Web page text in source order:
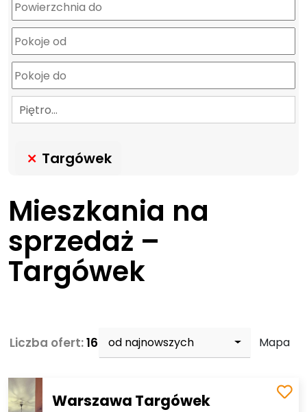
Targówek
Piętro…
Mieszkania na
sprzedaż –
Targówek
Liczba ofert:16 od najnowszych Mapa
Warszawa Targówek